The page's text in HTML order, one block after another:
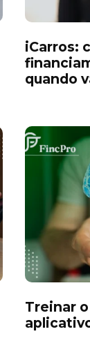
iCarros:
quando
Treinar